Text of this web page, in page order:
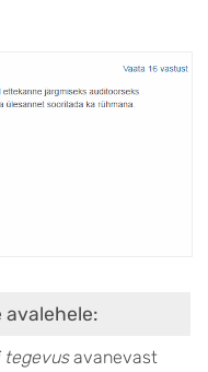
avalehele:
tegevusavanevast